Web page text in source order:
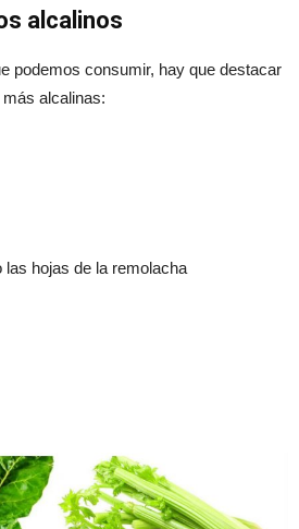
alcalinos
podemos consumir, hay que destacar
alcalinas:
hojas de la remolacha